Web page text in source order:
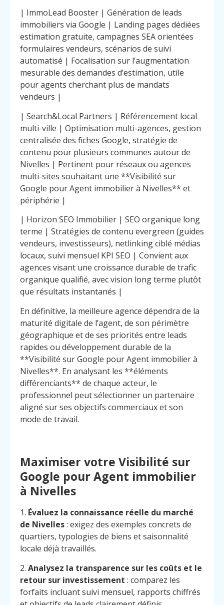
| ImmoLead Booster | Génération de leads
immobiliers via Google | Landing pages dédiées
estimation gratuite, campagnes SEA orientées
formulaires vendeurs, scénarios de suivi
automatisé | Focalisation sur l’augmentation
mesurable des demandes d’estimation, utile
pour agents cherchant plus de mandats
vendeurs |
| Search&Local Partners | Référencement local
multi-ville | Optimisation multi-agences, gestion
centralisée des fiches Google, stratégie de
contenu pour plusieurs communes autour de
Nivelles | Pertinent pour réseaux ou agences
multi-sites souhaitant une **Visibilité sur
Google pour Agent immobilier à Nivelles** et
périphérie |
| Horizon SEO Immobilier | SEO organique long
terme | Stratégies de contenu evergreen (guides
vendeurs, investisseurs), netlinking ciblé médias
locaux, suivi mensuel KPI SEO | Convient aux
agences visant une croissance durable de trafic
organique qualifié, avec vision long terme plutôt
que résultats instantanés |
En définitive, la meilleure agence dépendra de la
maturité digitale de l’agent, de son périmètre
géographique et de ses priorités entre leads
rapides ou développement durable de la
**Visibilité sur Google pour Agent immobilier à
Nivelles**. En analysant les **éléments
différenciants** de chaque acteur, le
professionnel peut sélectionner un partenaire
aligné sur ses objectifs commerciaux et son
mode de travail.
Maximiser votre Visibilité sur
Google pour Agent immobilier
à Nivelles
1. Évaluez la connaissance réelle du marché
de Nivelles: exigez des exemples concrets de
quartiers, typologies de biens et saisonnalité
locale déjà travaillés.
2. Analysez la transparence sur les coûts et le
retour sur investissement : comparez les
forfaits incluant suivi mensuel, rapports chiffrés